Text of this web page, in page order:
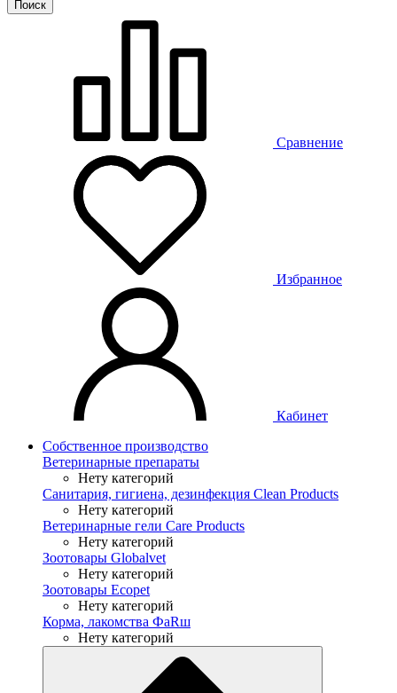
Сравнение
Избранное
Кабинет
Собственное производство
Ветеринарные препараты
Нету категорий
Санитария, гигиена, дезинфекция Clean Products
Нету категорий
Ветеринарные гели Care Products
Нету категорий
Зоотовары Globalvet
Нету категорий
Зоотовары Ecopet
Нету категорий
Корма, лакомства ФaRш
Нету категорий